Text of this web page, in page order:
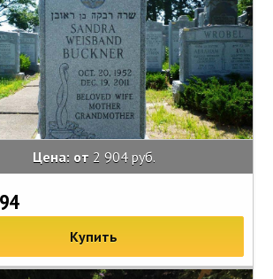
Цена: от 2 904 руб.
Купить